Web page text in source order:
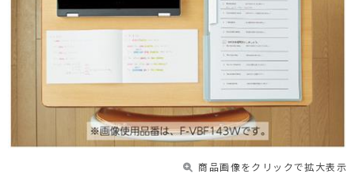
商品画像をクリックで拡大表示